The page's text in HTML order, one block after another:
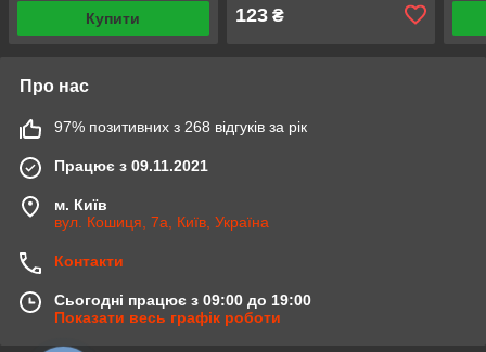
Купити 123₴
Про нас
97% позитивних з 268 відгуків за рік
Працює з 09.11.2021
м. Київ
вул. Кошиця, 7а, Київ, Україна
Контакти
Сьогодні працює з 09:00 до 19:00
Показати весь графік роботи